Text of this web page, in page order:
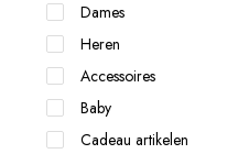
Dames
Heren
Accessoires
Baby
Cadeau artikelen